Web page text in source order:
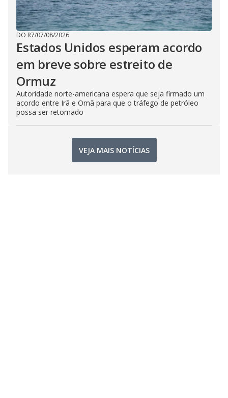
DO R7/07/08/2026
Estados Unidos esperam acordo
em breve sobre estreito de
Ormuz
Autoridade norte-americana espera que seja firmado um
acordo entre Irã e Omã para que o tráfego de petróleo
possa ser retomado
VEJA MAIS NOTÍCIAS